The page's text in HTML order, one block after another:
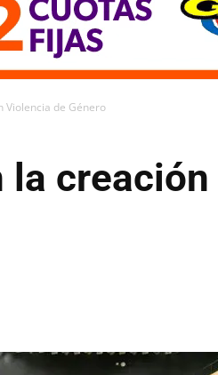
Violencia de Género
creación